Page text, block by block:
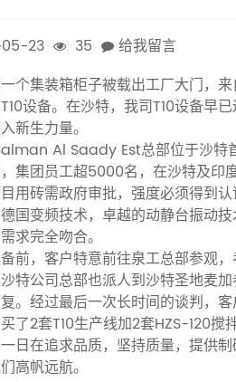
23 35
给我留言
个集装箱柜子被载出工厂大门，
设备。在沙特，我司T10设备早
新生力量。
Al Saady Est总部位于沙特
集团员工超5000名，在沙特及印
用砖需政府审批，强度必须得到
国变频技术，卓越的动静台振动
求完全吻合。
前，客户特意前往泉工总部参观
特公司总部也派人到沙特圣地麦
。经过最后一次长时间的谈判，
了2套T10生产线加2套HZS-120
日在追求品质，坚持质量，提供
高帆远航。